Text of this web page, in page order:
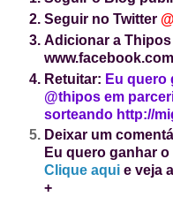
Seguir no Twitter
Adicionar a
Retuitar: Eu quero
@thipos em
sorteando http://
Deixar um
Eu quero ganhar o
Clique aqui e veja
+